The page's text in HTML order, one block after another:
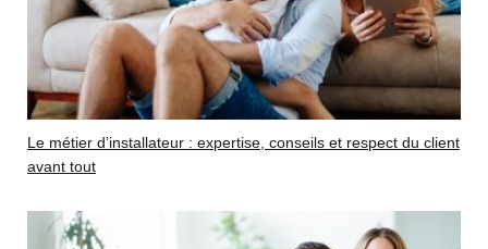
Le métier d’installateur : expertise, conseils et respect du client
avant tout